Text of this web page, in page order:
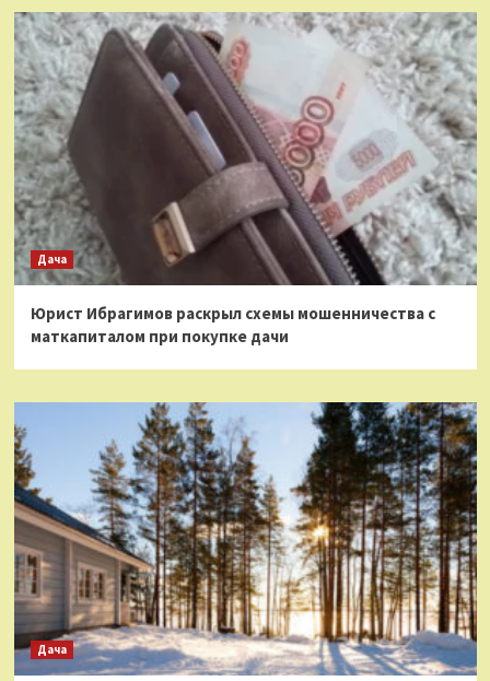
Дача
Юрист Ибрагимов раскрыл схемы мошенничества с
маткапиталом при покупке дачи
Дача